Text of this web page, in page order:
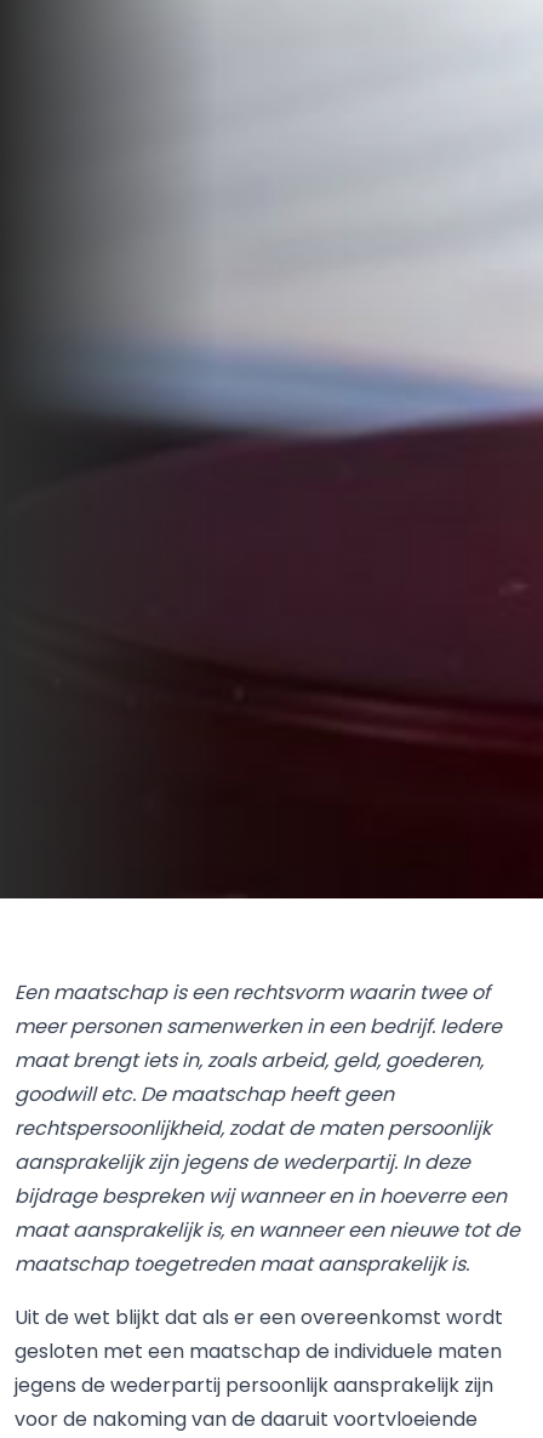
Een maatschap is een rechtsvorm waarin twee of
meer personen samenwerken in een bedrijf. Iedere
maat brengt iets in, zoals arbeid, geld, goederen,
goodwill etc. De maatschap heeft geen
rechtspersoonlijkheid, zodat de maten persoonlijk
aansprakelijk zijn jegens de wederpartij. In deze
bijdrage bespreken wij wanneer en in hoeverre een
maat aansprakelijk is, en wanneer een nieuwe tot de
maatschap toegetreden maat aansprakelijk is.
Uit de wet blijkt dat als er een overeenkomst wordt
gesloten met een maatschap de individuele maten
jegens de wederpartij persoonlijk aansprakelijk zijn
voor de nakoming van de daaruit voortvloeiende